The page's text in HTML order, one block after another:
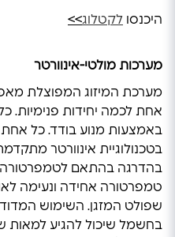
היכנסו לקטלוג>>
מערכות מולטי-אינוורטר
מערכת המיזוג המפוצלת
אחת לכמה יחידות פנימיות.
באמצעות מנוע בודד. כל
בטכנולוגיית אינוורטר
בהדרגה בהתאם לטמפרטורה
טמפרטורה אחידה ונעימה
שפולט המזגן. השימוש
בחשמל שיכול להגיע